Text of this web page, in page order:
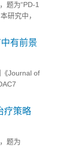
题为“PD-1
研究中，
有前景
Journal of
疗策略
题为